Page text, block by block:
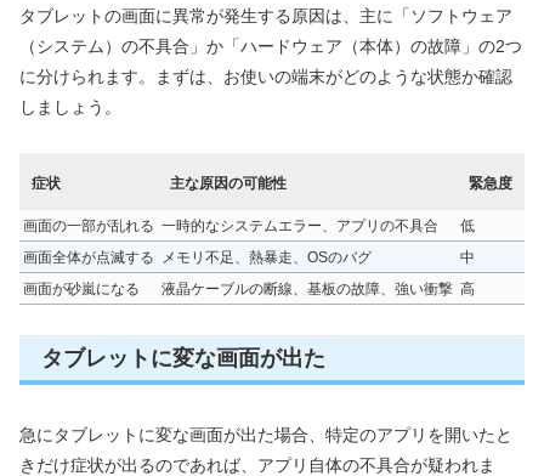
タブレットの画面に異常が発生する原因は、主に「ソフトウェア
（システム）の不具合」か「ハードウェア（本体）の故障」の2つ
に分けられます。まずは、お使いの端末がどのような状態か確認
しましょう。
症状 主な原因の可能性 緊急度
画面の一部が乱れる 一時的なシステムエラー、アプリの不具合
低
画面全体が点滅する
メモリ不足、熱暴走、OSのバグ
中
画面が砂嵐になる
液晶ケーブルの断線、基板の故障、強い衝撃 高
タブレットに変な画面が出た
急にタブレットに変な画面が出た場合、特定のアプリを開いたと
きだけ症状が出るのであれば、アプリ自体の不具合が疑われま